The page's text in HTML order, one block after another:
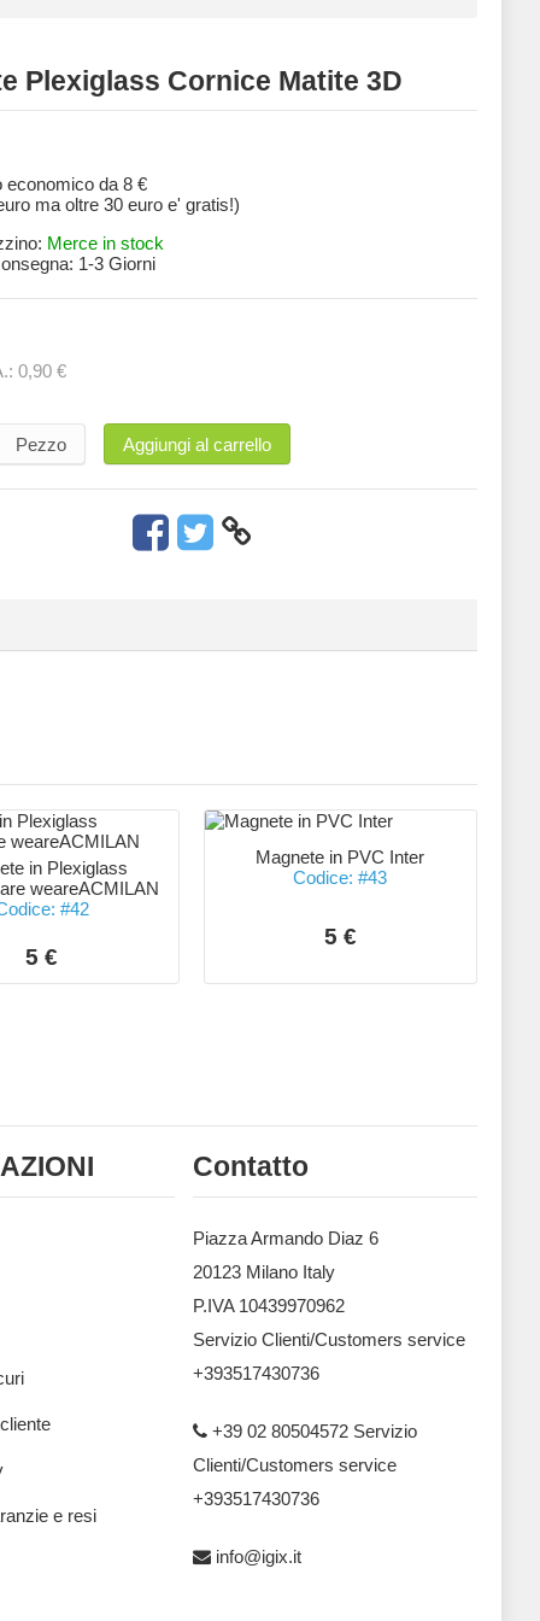
Plexiglass Cornice Matite 3D
da 8 €
ma oltre 30 euro e' gratis!)
Merce in stock
1-3 Giorni
0,90 €
Pezzo Aggiungi al carrello
in Plexiglass
weareACMILAN
#42
5 €
Magnete in PVC Inter
Codice: #43
5 €
e resi
Contatto
Piazza Armando Diaz 6
20123 Milano Italy
P.IVA 10439970962
Servizio Clienti/Customers service
+393517430736
+39 02 80504572 Servizio
Clienti/Customers service
+393517430736
info@igix.it